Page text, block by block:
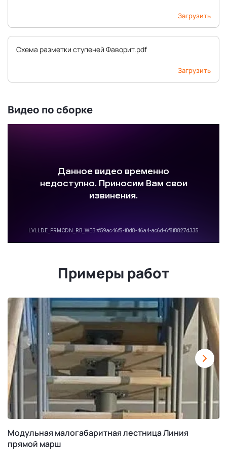
Загрузить
Схема разметки ступеней Фаворит.pdf
Загрузить
Видео по сборке
Примеры работ
Модульная малогабаритная лестница Линия
прямой марш